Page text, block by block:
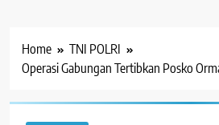
Home
TNI POLRI
Operasi Gabungan Tertibkan Posko